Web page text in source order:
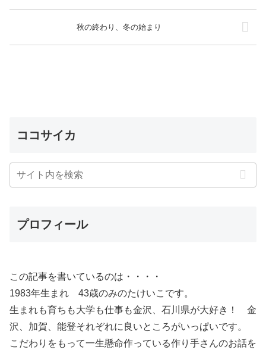
秋の終わり、冬の始まり
ココサイカ
プロフィール
この記事を書いているのは・・・・
1983年生まれ 43歳のみのたけいこです。
生まれも育ちも大学も仕事も金沢、石川県が大好き！ 金
沢、加賀、能登それぞれに良いところがいっぱいです。
こだわりをもって一生懸命作っている作り手さんのお話を